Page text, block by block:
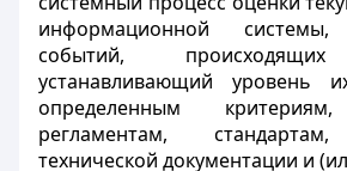
информационной
событий,
устанавливающий уровень
определенным
регламентам,
технической документации и